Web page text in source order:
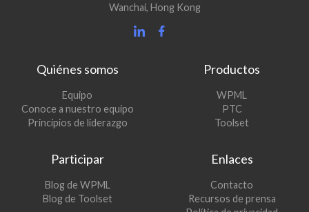
Wanchai, Hong Kong
Quiénes somos
Equipo
Conoce a nuestro equipo
Principios de liderazgo
Productos
WPML
en
ventana)
PTC(se
abre
nueva
Toolset(se
una
ventana)
Participar
Blog de WPML
abre
Blog de Toolset(se
Enlaces
Contacto
Recursos de prensa